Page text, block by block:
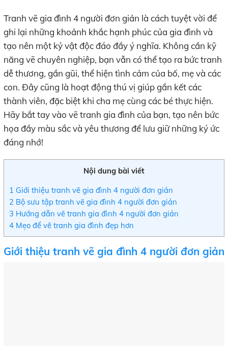
Tranh vẽ gia đình 4 người đơn giản là cách tuyệt vời để
ghi lại những khoảnh khắc hạnh phúc của gia đình và
tạo nên một kỷ vật độc đáo đầy ý nghĩa. Không cần kỹ
năng vẽ chuyên nghiệp, bạn vẫn có thể tạo ra bức tranh
dễ thương, gần gũi, thể hiện tình cảm của bố, mẹ và các
con. Đây cũng là hoạt động thú vị giúp gắn kết các
thành viên, đặc biệt khi cha mẹ cùng các bé thực hiện.
Hãy bắt tay vào vẽ tranh gia đình của bạn, tạo nên bức
họa đầy màu sắc và yêu thương để lưu giữ những ký ức
đáng nhớ!
Nội dung bài viết
1 Giới thiệu tranh vẽ gia đình 4 người đơn giản
2 Bộ sưu tập tranh vẽ gia đình 4 người đơn giản
3 Hướng dẫn vẽ tranh gia đình 4 người đơn giản
4 Mẹo để vẽ tranh gia đình đẹp hơn
Giới thiệu tranh vẽ gia đình 4 người đơn giản